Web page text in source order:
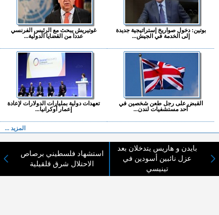
بوتين: دخول صواريخ إستراتيجية جديدة
إلى الخدمة في الجيش...
غوتيريش يبحث مع الرئيس الفرنسي
عددا من القضايا الدولية...
القبض على رجل طعن شخصين في
أحد مستشفيات لندن...
تعهدات دولية بمليارات الدولارات لإعادة
إعمار أوكرانيا...
المزيد ...
اختيارات القراء
بايدن و هاريس يتدخلان بعد
عزل نائبين أسودين في
تينيسي
استشهاد فلسطيني برصاص
الاحتلال شرق قلقيلية